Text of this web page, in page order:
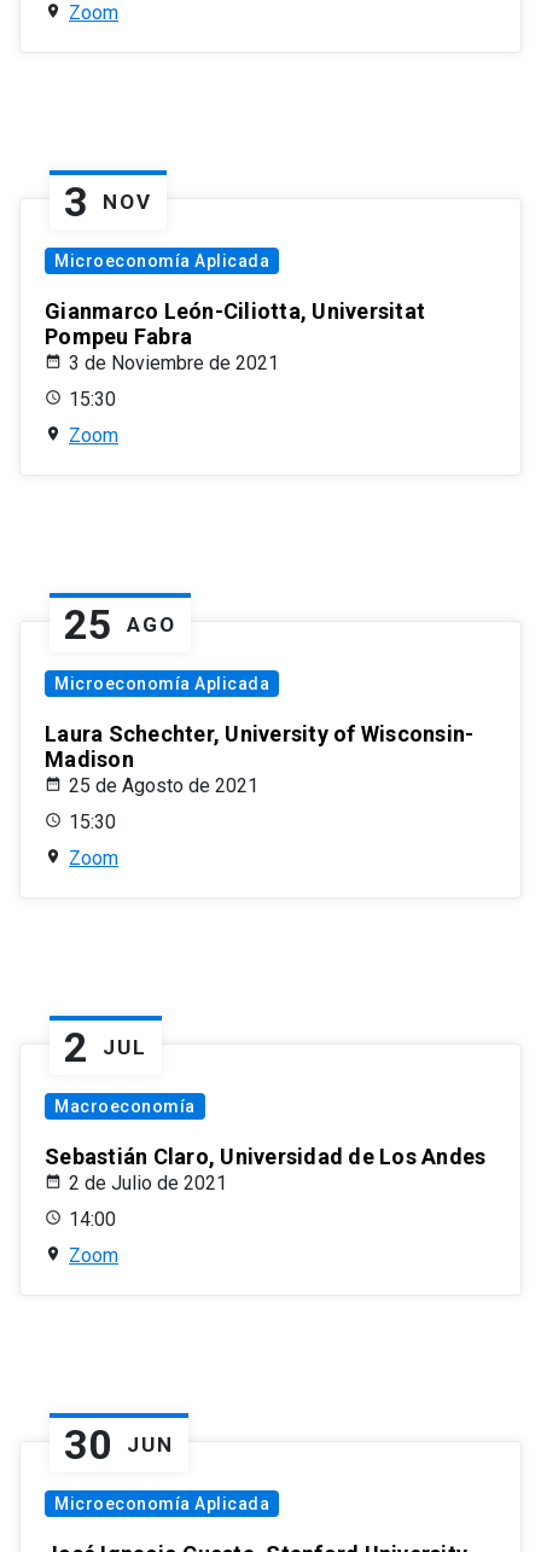
Zoom
3 NOV
Microeconomía Aplicada
Gianmarco León-Ciliotta, Universitat
Pompeu Fabra
3 de Noviembre de 2021
15:30
Zoom
25 AGO
Microeconomía Aplicada
Laura Schechter, University of Wisconsin-
Madison
25 de Agosto de 2021
15:30
Zoom
2 JUL
Macroeconomía
Sebastián Claro, Universidad de Los Andes
2 de Julio de 2021
14:00
Zoom
30 JUN
Microeconomía Aplicada